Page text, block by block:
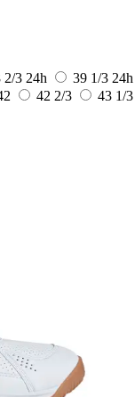
2/3 24h 39 1/3 24h
42 2/3
43 1/3